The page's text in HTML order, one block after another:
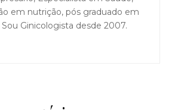
em nutrição, pós graduado em
Ginicologista desde 2007.